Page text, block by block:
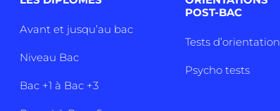
Avant et jusqu’au bac
Niveau Bac
Bac +1 à Bac +3
POST-BAC
Tests d’orientation
Psycho tests